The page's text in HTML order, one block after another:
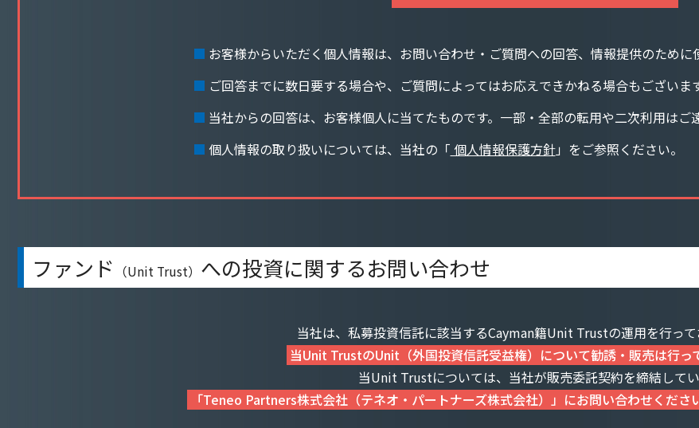
お客様からいただく個人情報は、お問い合わせ・ご質問への回答、情報提供のために
ご回答までに数日要する場合や、ご質問によってはお応えできかねる場合もございま
当社からの回答は、お客様個人に当てたものです。一部・全部の転用や二次利用はご
個人情報の取り扱いについては、当社の「 個人情報保護方針」をご参照ください。
ファンド （Unit Trust） への投資に関するお問い合わせ
当社は、私募投資信託に該当するCayman籍Unit Trustの運用を行って
当Unit TrustのUnit（外国投資信託受益権）について勧誘・販売は行っ
当Unit Trustについては、当社が販売委託契約を締結して
「Teneo Partners株式会社（テネオ・パートナーズ株式会社）」にお問い合わせくださ